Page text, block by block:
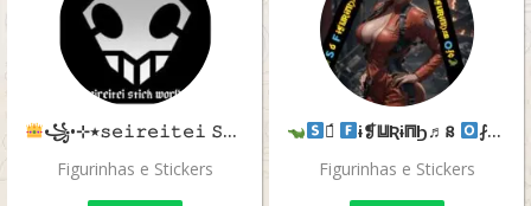
꧁•⊹٭𝚜𝚎𝚒𝚛𝚎𝚒𝚝𝚎𝚒 𝚂𝚝𝚒𝚌𝚔 𝚠𝚘𝚛𝚕𝚍٭⊹•꧂
Figurinhas e Stickers
០́ ɨ❡⩏Ʀɨ⩎Ϧ♬ន
⨏¢
Figurinhas e Stickers